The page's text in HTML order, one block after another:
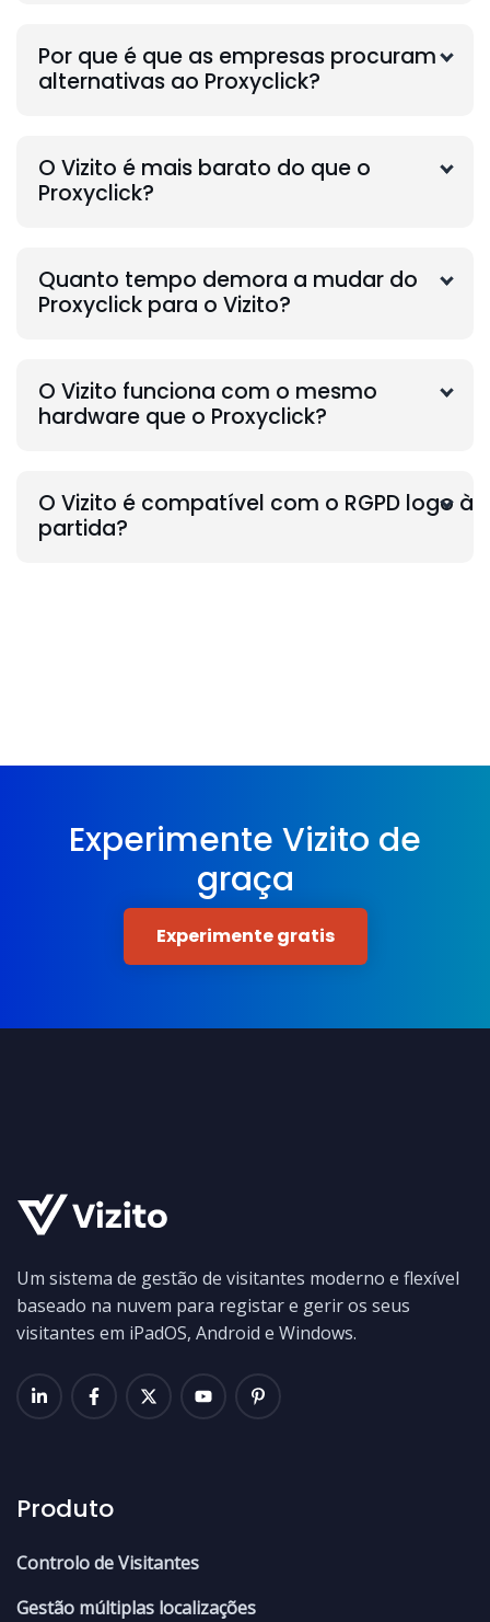
Por que é que as empresas procuram
alternativas ao Proxyclick?
O Vizito é mais barato do que o
Proxyclick?
Quanto tempo demora a mudar do
Proxyclick para o Vizito?
O Vizito funciona com o mesmo
hardware que o Proxyclick?
O Vizito é compatível com o RGPD logo à
partida?
Experimente Vizito de
graça
Experimente gratis
Um sistema de gestão de visitantes moderno e flexível
baseado na nuvem para registar e gerir os seus
visitantes em iPadOS, Android e Windows.
Produto
Controlo de Visitantes
Gestão múltiplas localizações